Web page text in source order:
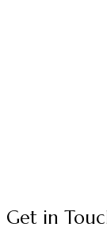
Get in